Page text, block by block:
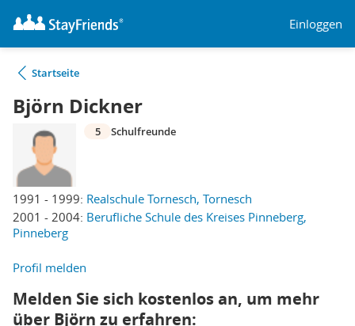
Einloggen
Startseite
Björn Dickner
1991 - 1999: Realschule Tornesch, Tornesch
2001 - 2004: Berufliche Schule des Kreises Pinneberg,
Pinneberg
5 Schulfreunde
Profil melden
Melden Sie sich kostenlos an, um mehr
über Björn zu erfahren: